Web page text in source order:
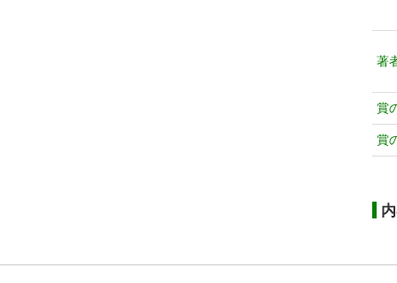
著
賞
賞